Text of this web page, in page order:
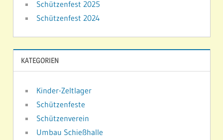
Schützenfest 2025
Schützenfest 2024
KATEGORIEN
Kinder-Zeltlager
Schützenfeste
Schützenverein
Umbau Schießhalle